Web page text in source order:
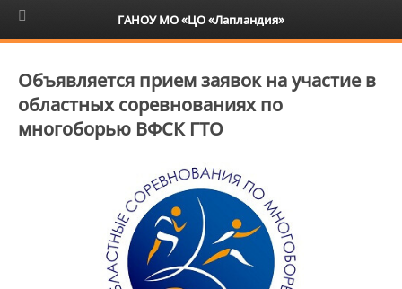
6+
Объявляется прием заявок на участие в
областных соревнованиях по
многоборью ВФСК ГТО
ГАНОУ МО «ЦО «Лапландия»